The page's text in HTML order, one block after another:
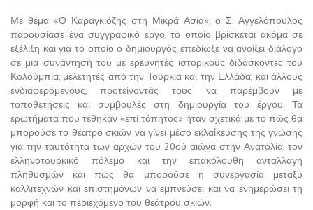
Με θέμα «Ο Καραγκιόζης στη Μικρά Ασία», ο Σ. Αγγελόπουλος
παρουσίασε ένα συγγραφικό έργο, το οποίο βρίσκεται ακόμα σε
εξέλιξη και για το οποίο ο δημιουργός επεδίωξε να ανοίξει διάλογο
σε μια συνάντησή του με ερευνητές ιστορικούς διδάσκοντες του
Κολούμπια, μελετητές από την Τουρκία και την Ελλάδα, και άλλους
ενδιαφερόμενους, προτείνοντάς τους να παρέμβουν με
τοποθετήσεις και συμβουλές στη δημιουργία του έργου. Τα
ερωτήματα που τέθηκαν «επί τάπητος» ήταν σχετικά με το πώς θα
μπορούσε το θέατρο σκιών να γίνει μέσο εκλαΐκευσης της γνώσης
για την ταυτότητα των αρχών του 20ού αιώνα στην Ανατολία, τον
ελληνοτουρκικό πόλεμο και την επακόλουθη ανταλλαγή
πληθυσμών και πώς θα μπορούσε η συνεργασία μεταξύ
καλλιτεχνών και επιστημόνων να εμπνεύσει και να ενημερώσει τη
μορφή και το περιεχόμενο του θεάτρου σκιών.